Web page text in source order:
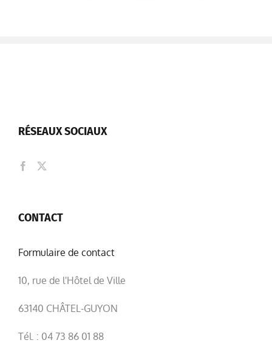
RÉSEAUX SOCIAUX
CONTACT
Formulaire de contact
10, rue de l'Hôtel de Ville
63140 CHÂTEL-GUYON
Tél. : 04 73 86 01 88